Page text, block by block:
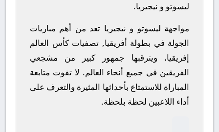
ليسوتو و نيجيريا.
مواجهة ليسوتو و نيجيريا تعد من أهم مباريات
الجولة في بطولة أفريقيا, تصفيات كأس العالم
إفريقيا، ويترقبها جمهور كبير من مشجعي
الفريقين في جميع أنحاء العالم. لا تفوت متابعة
المباراة للاستمتاع بأحداثها المثيرة والتعرف على
أداء اللاعبين لحظة بلحظة.